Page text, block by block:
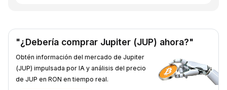
"¿Debería comprar Jupiter (JUP) ahora?"
Obtén información del mercado de Jupiter
(JUP) impulsada por IA y análisis del precio
de JUP en RON en tiempo real.